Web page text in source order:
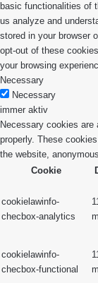
basic functionalities of
us analyze and
stored in your browser
opt-out of these
your browsing
Necessary
Necessary
immer aktiv
Necessary cookies
properly. These
the website,
Cookie
cookielawinfo-
checbox-analytics
cookielawinfo-
checbox-functional